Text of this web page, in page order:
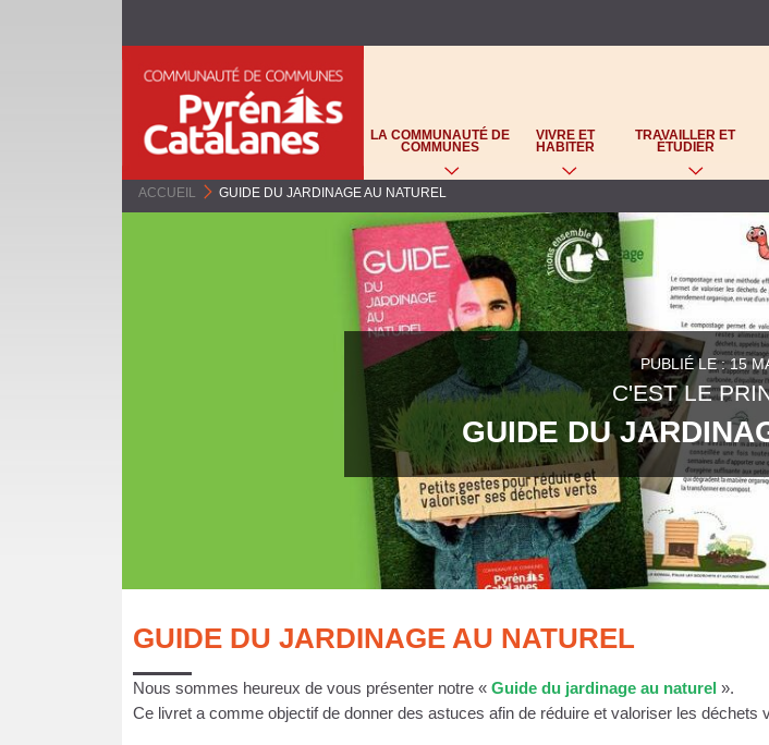
au
C
M
M
M
M
U
LA COMMUNAUTÉ DE
COMMUNES
VIVRE ET
HABITER
TRAVAILLER ET
ÉTUDIER
ACCUEIL > GUIDE DU JARDINAGE AU NATUREL
PUBLIÉ LE : 15
C'EST LE
GUIDE DU
GUIDE DU JARDINAGE AU NATUREL
Nous sommes heureux de vous présenter notre « Guide du jardinage au naturel ».
Ce livret a comme objectif de donner des astuces afin de réduire et valoriser les déchets